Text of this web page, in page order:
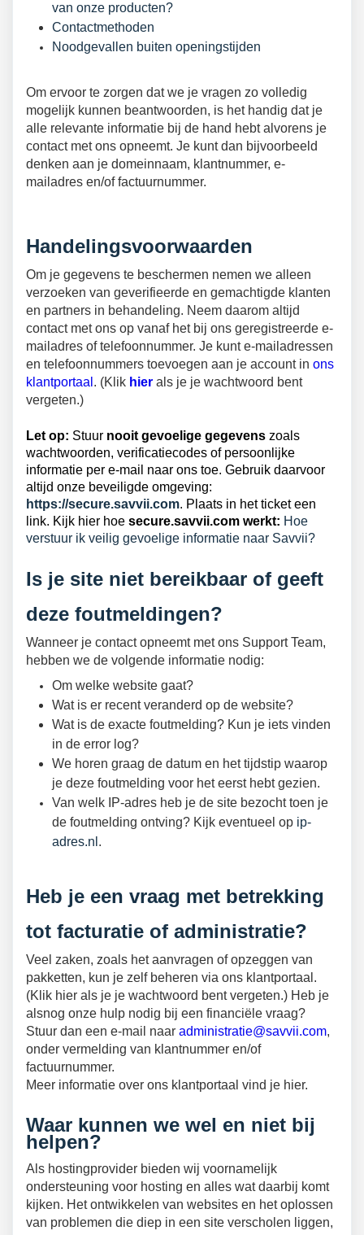
van onze producten?
Contactmethoden
Noodgevallen buiten openingstijden
Om ervoor te zorgen dat we je vragen zo volledig
mogelijk kunnen beantwoorden, is het handig dat je
alle relevante informatie bij de hand hebt alvorens je
contact met ons opneemt. Je kunt dan bijvoorbeeld
denken aan je domeinnaam, klantnummer, e-
mailadres en/of factuurnummer.
Handelingsvoorwaarden
Om je gegevens te beschermen nemen we alleen
verzoeken van geverifieerde en gemachtigde klanten
en partners in behandeling. Neem daarom altijd
contact met ons op vanaf het bij ons geregistreerde e-
mailadres of telefoonnummer. Je kunt e-mailadressen
en telefoonnummers toevoegen aan je account in ons
klantportaal . (Klik hier als je je wachtwoord bent
vergeten.)
Let op: Stuur nooit gevoelige gegevens zoals
wachtwoorden, verificatiecodes of persoonlijke
informatie per e‑mail naar ons toe. Gebruik daarvoor
altijd onze beveiligde omgeving:
https://secure.savvii.com. Plaats in het ticket een
link. Kijk hier hoe secure.savvii.com werkt: Hoe
verstuur ik veilig gevoelige informatie naar Savvii?
Is je site niet bereikbaar of geeft
deze foutmeldingen?
Wanneer je contact opneemt met ons Support Team,
hebben we de volgende informatie nodig:
Om welke website gaat?
Wat is er recent veranderd op de website?
Wat is de exacte foutmelding? Kun je iets vinden
in de error log?
We horen graag de datum en het tijdstip waarop
je deze foutmelding voor het eerst hebt gezien.
Van welk IP-adres heb je de site bezocht toen je
de foutmelding ontving? Kijk eventueel op ip-
adres.nl .
Heb je een vraag met betrekking
tot facturatie of administratie?
Veel zaken, zoals het aanvragen of opzeggen van
pakketten, kun je zelf beheren via ons klantportaal.
(Klik hier als je je wachtwoord bent vergeten.) Heb je
alsnog onze hulp nodig bij een financiële vraag?
Stuur dan een e-mail naar administratie@savvii.com,
onder vermelding van klantnummer en/of
factuurnummer.
Meer informatie over ons klantportaal vind je hier.
Waar kunnen we wel en niet bij
helpen?
Als hostingprovider bieden wij voornamelijk
ondersteuning voor hosting en alles wat daarbij komt
kijken. Het ontwikkelen van websites en het oplossen
van problemen die diep in een site verscholen liggen,